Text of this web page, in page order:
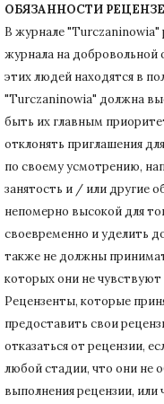
ОБЯЗАННОСТИ
В журнале "Turczaninowia"
журнала на добровольной
этих людей находятся в
"Turczaninowia" должна
быть их главным
отклонять приглашения
по своему усмотрению,
занятость и / или другие
непомерно высокой для
своевременно и уделить
также не должны
которых они не
Рецензенты, которые
предоставить свои
отказаться от рецензии,
любой стадии, что они не
выполнения рецензии,